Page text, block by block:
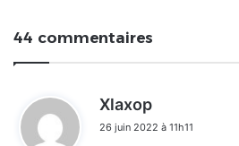
44 commentaires
Xlaxop
t
26 juin 2022 à 11h11